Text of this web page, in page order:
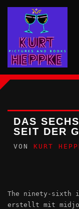
Inhalt
springen
DAS
SEIT DER
VON KURT
The ninety-sixth
erstellt mit